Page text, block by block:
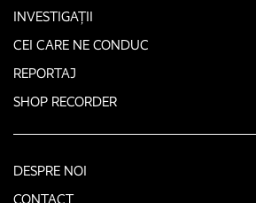
INVESTIGAȚII
CEI CARE NE CONDUC
REPORTAJ
SHOP RECORDER
DESPRE NOI
CONTACT